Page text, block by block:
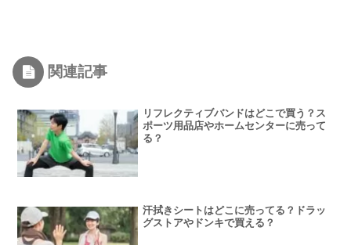
関連記事
リフレクティブバンドはどこで買う？ス
ポーツ用品店やホームセンターに売って
る？
汗拭きシートはどこに売ってる？ドラッ
グストアやドンキで買える？